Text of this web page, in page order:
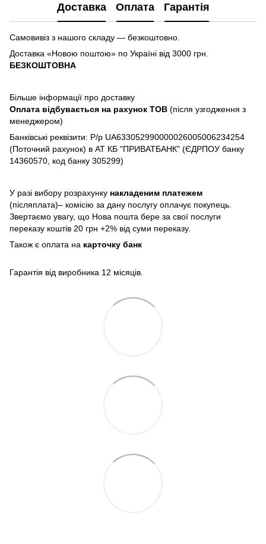
Доставка Оплата Гарантія
Самовивіз з нашого складу — безкоштовно.
Доставка «Новою поштою» по Україні від 3000 грн.
БЕЗКОШТОВНА
Більше інформації про доставку
Оплата відбувається на рахунок TOB (після узгодження з
менеджером)
Банківські реквізити: Р/р UA633052990000026005006234254
(Поточний рахунок) в АТ КБ "ПРИВАТБАНК" (ЄДРПОУ банку
14360570, код банку 305299)
У разі вибору розрахунку накладеним платежем
(післяплата)– комісію за дану послугу оплачує покупець.
Звертаємо увагу, що Нова пошта бере за свої послуги
переказу коштів 20 грн +2% від суми переказу.
Також є оплата на карточку банк
Гарантія від виробника 12 місяців.